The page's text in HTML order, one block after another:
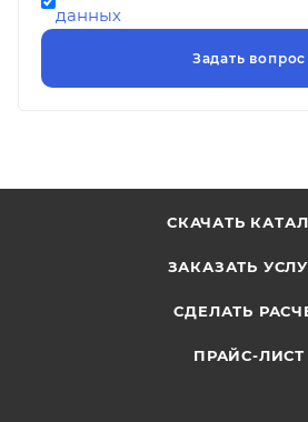
данных
СКАЧАТЬ
ЗАКАЗАТЬ
СДЕЛАТЬ
ПРАЙС-ЛИСТ